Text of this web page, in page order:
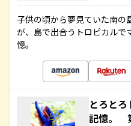
子供の頃から夢見ていた南
が、島で出合うトロピカルで
憶。
とろと
記憶。